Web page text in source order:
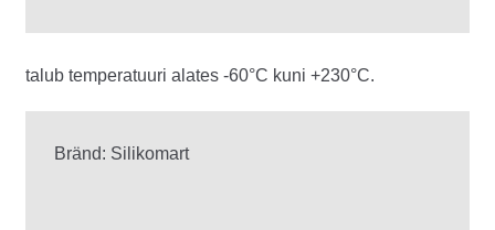
talub temperatuuri alates -60°C kuni +230°C.
Bränd: Silikomart